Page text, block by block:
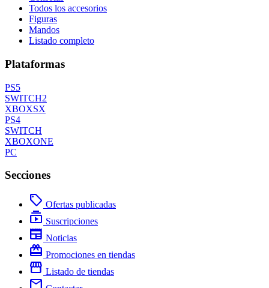
Todos los accesorios
Figuras
Mandos
Listado completo
Plataformas
PS5
SWITCH2
XBOXSX
PS4
SWITCH
XBOXONE
PC
Secciones
local_offer Ofertas publicadas
subscriptions Suscripciones
newspaper Noticias
redeem Promociones en tiendas
storefront Listado de tiendas
mail